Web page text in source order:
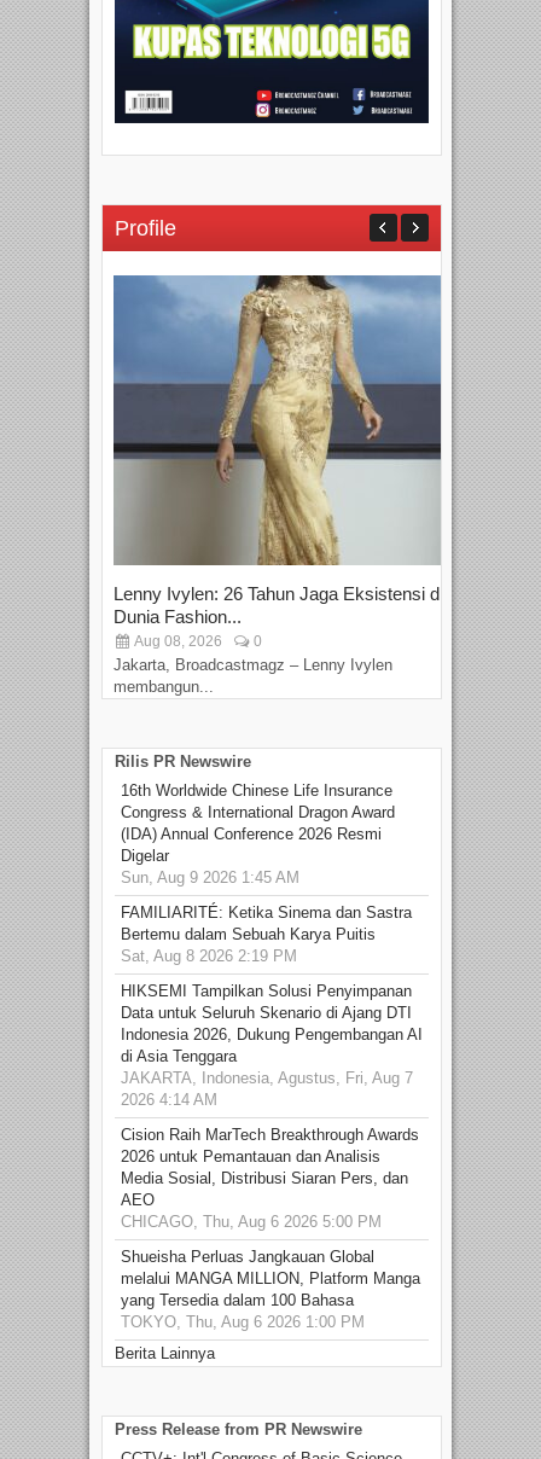
Profile
Lenny Ivylen: 26 Tahun Jaga Eksistensi di
Dunia Fashion...
Aug 08, 2026 0
Jakarta, Broadcastmagz – Lenny Ivylen
membangun...
Rilis PR Newswire
16th Worldwide Chinese Life Insurance
Congress & International Dragon Award
(IDA) Annual Conference 2026 Resmi
Digelar
Sun, Aug 9 2026 1:45 AM
FAMILIARITÉ: Ketika Sinema dan Sastra
Bertemu dalam Sebuah Karya Puitis
Sat, Aug 8 2026 2:19 PM
HIKSEMI Tampilkan Solusi Penyimpanan
Data untuk Seluruh Skenario di Ajang DTI
Indonesia 2026, Dukung Pengembangan AI
di Asia Tenggara
JAKARTA, Indonesia, Agustus, Fri, Aug 7
2026 4:14 AM
Cision Raih MarTech Breakthrough Awards
2026 untuk Pemantauan dan Analisis
Media Sosial, Distribusi Siaran Pers, dan
AEO
CHICAGO, Thu, Aug 6 2026 5:00 PM
Shueisha Perluas Jangkauan Global
melalui MANGA MILLION, Platform Manga
yang Tersedia dalam 100 Bahasa
TOKYO, Thu, Aug 6 2026 1:00 PM
Berita Lainnya
Press Release from PR Newswire